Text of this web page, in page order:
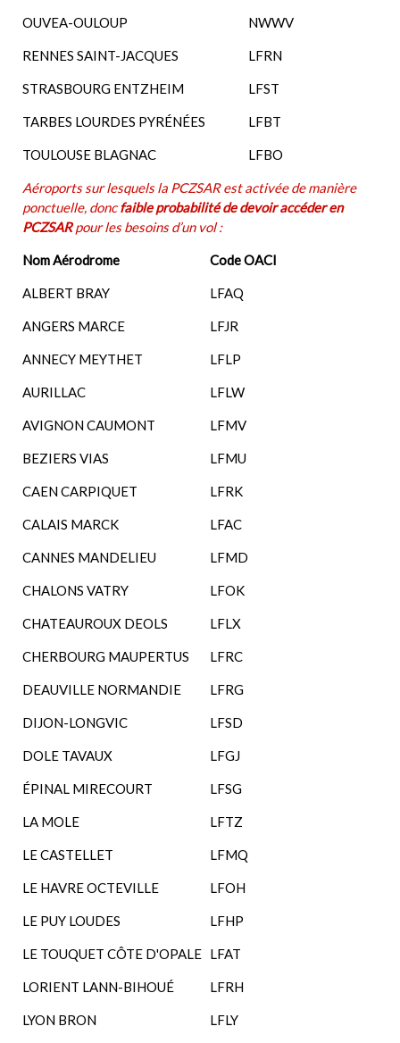
OUVEA-OULOUP NWWV
RENNES SAINT-JACQUES LFRN
STRASBOURG ENTZHEIM LFST
TARBES LOURDES PYRÉNÉES LFBT
TOULOUSE BLAGNAC LFBO
Aéroports sur lesquels la PCZSAR est activée de manière
ponctuelle, doncfaible probabilité de devoir accéder en
PCZSARpour les besoins d’un vol :
Nom Aérodrome Code OACI
ALBERT BRAY LFAQ
ANGERS MARCE LFJR
ANNECY MEYTHET LFLP
AURILLAC LFLW
AVIGNON CAUMONT LFMV
BEZIERS VIAS LFMU
CAEN CARPIQUET LFRK
CALAIS MARCK LFAC
CANNES MANDELIEU LFMD
CHALONS VATRY LFOK
CHATEAUROUX DEOLS LFLX
CHERBOURG MAUPERTUS LFRC
DEAUVILLE NORMANDIE LFRG
DIJON-LONGVIC LFSD
DOLE TAVAUX LFGJ
ÉPINAL MIRECOURT LFSG
LA MOLE LFTZ
LE CASTELLET LFMQ
LE HAVRE OCTEVILLE LFOH
LE PUY LOUDES LFHP
LE TOUQUET CÔTE D'OPALE LFAT
LORIENT LANN-BIHOUÉ LFRH
LYON BRON LFLY